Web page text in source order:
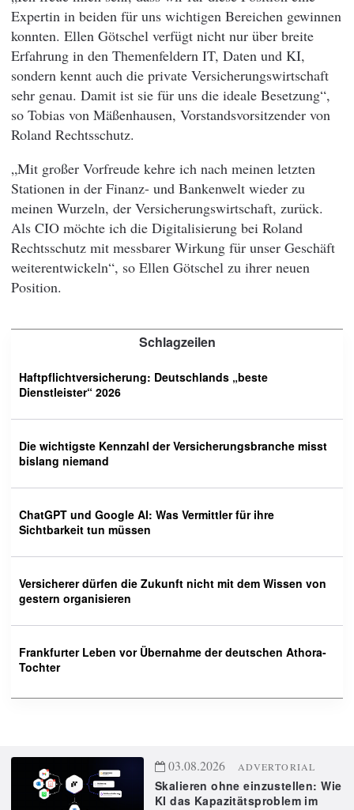
Expertin in beiden für uns wichtigen Bereichen gewinnen
konnten. Ellen Götschel verfügt nicht nur über breite
Erfahrung in den Themenfeldern IT, Daten und KI,
sondern kennt auch die private Versicherungswirtschaft
sehr genau. Damit ist sie für uns die ideale Besetzung“,
so Tobias von Mäßenhausen, Vorstandsvorsitzender von
Roland Rechtsschutz.
„Mit großer Vorfreude kehre ich nach meinen letzten
Stationen in der Finanz- und Bankenwelt wieder zu
meinen Wurzeln, der Versicherungswirtschaft, zurück.
Als CIO möchte ich die Digitalisierung bei Roland
Rechtsschutz mit messbarer Wirkung für unser Geschäft
weiterentwickeln“, so Ellen Götschel zu ihrer neuen
Position.
Schlagzeilen
Haftpflichtversicherung: Deutschlands „beste
Dienstleister“ 2026
Die wichtigste Kennzahl der Versicherungsbranche misst
bislang niemand
ChatGPT und Google AI: Was Vermittler für ihre
Sichtbarkeit tun müssen
Versicherer dürfen die Zukunft nicht mit dem Wissen von
gestern organisieren
Frankfurter Leben vor Übernahme der deutschen Athora-
Tochter
03.08.2026 ADVERTORIAL
Skalieren ohne einzustellen: Wie
KI das Kapazitätsproblem im